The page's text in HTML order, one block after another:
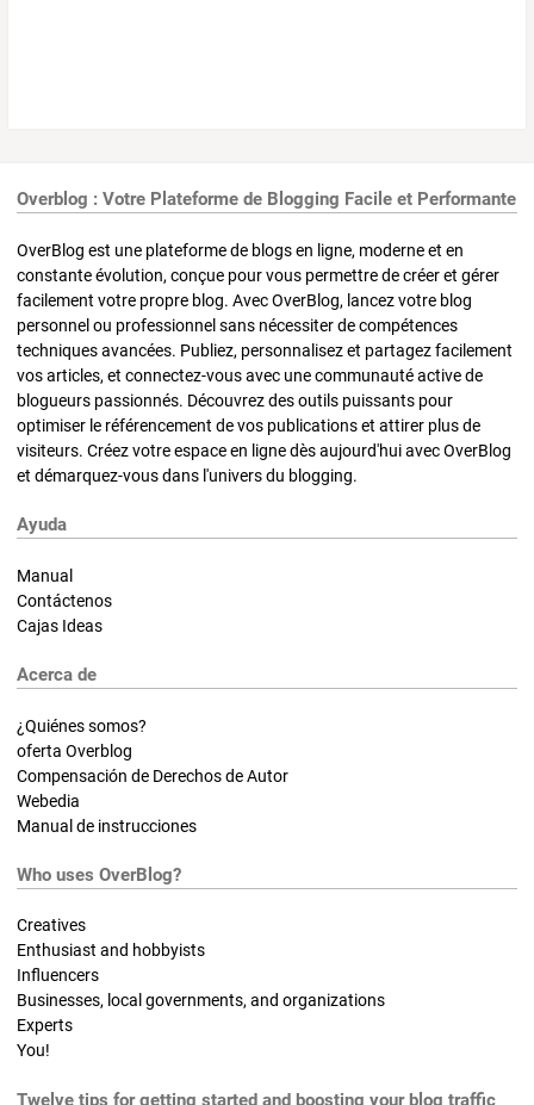
Overblog : Votre Plateforme de Blogging Facile et Performante
OverBlog est une plateforme de blogs en ligne, moderne et en
constante évolution, conçue pour vous permettre de créer et gérer
facilement votre propre blog. Avec OverBlog, lancez votre blog
personnel ou professionnel sans nécessiter de compétences
techniques avancées. Publiez, personnalisez et partagez facilement
vos articles, et connectez-vous avec une communauté active de
blogueurs passionnés. Découvrez des outils puissants pour
optimiser le référencement de vos publications et attirer plus de
visiteurs. Créez votre espace en ligne dès aujourd'hui avec OverBlog
et démarquez-vous dans l'univers du blogging.
Ayuda
Manual
Contáctenos
Cajas Ideas
Acerca de
¿Quiénes somos?
oferta Overblog
Compensación de Derechos de Autor
Webedia
Manual de instrucciones
Who uses OverBlog?
Creatives
Enthusiast and hobbyists
Influencers
Businesses, local governments, and organizations
Experts
You!
Twelve tips for getting started and boosting your blog traffic